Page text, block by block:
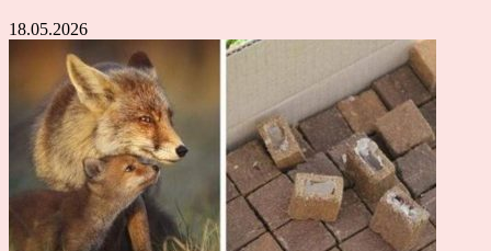
18.05.2026